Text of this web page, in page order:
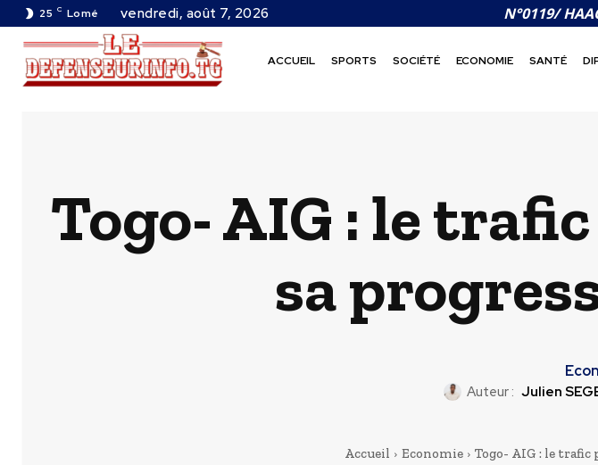
25 C Lomé vendredi, août 7, 2026 N°0119/
ACCUEIL SPORTS SOCIÉTÉ ECONOMIE SANTÉ
Togo- AIG : le
sa
Auteur : Julien
Accueil Economie Togo- AIG : le trafic